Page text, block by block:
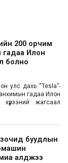
200 орчим
Илон
болно
улс дахь “Tesla”-
гадаа Илон
хүрээний жагсаал
буудлын
алджээ